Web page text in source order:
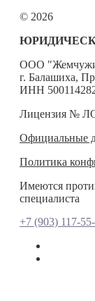
© 2026
ООО
г. Балашиха,
ИНН
Лицензия №
Официальные
Политика
Имеются
специалиста
+7 (903) 117-